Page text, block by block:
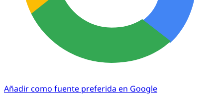
Añadir como fuente preferida en Google